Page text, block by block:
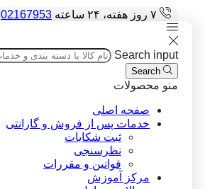
۷ روز هفته، ۲۴ ساعته 02167953
Search input
Search
منو محصولات
صفحه اصلی
خدمات پس از فروش و گارانتی
ثبت شکایات
نظرسنجی
قوانین و مقررات
مرکز آموزش